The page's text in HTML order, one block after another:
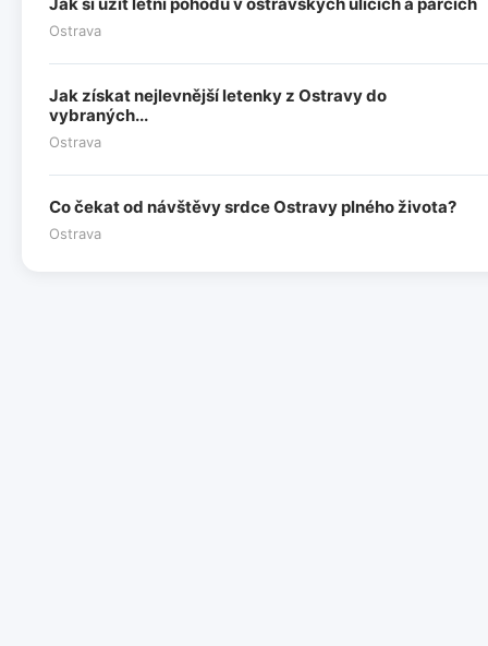
Ostrava
Jak získat nejlevnější letenky z Ostravy do
vybraných...
Ostrava
Co čekat od návštěvy srdce Ostravy plného života?
Ostrava